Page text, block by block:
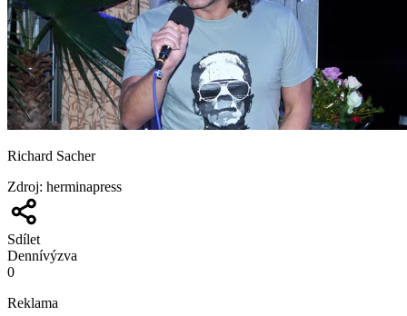
Richard Sacher
Zdroj: herminapress
Sdílet
Dennívýzva
0
Reklama